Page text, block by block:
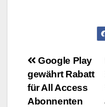
Google Play
gewährt Rabatt
für All Access
Abonnenten